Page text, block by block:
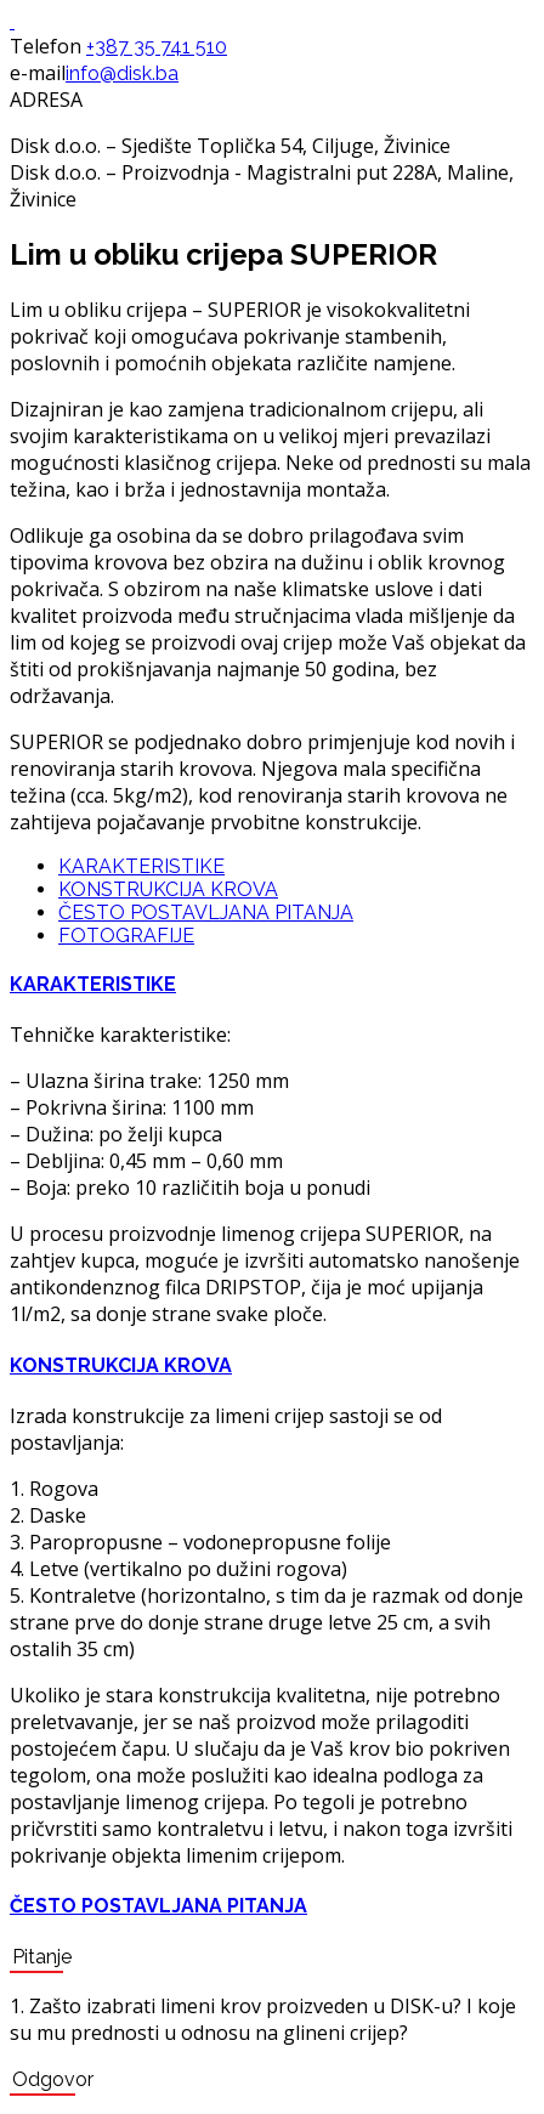
Telefon +387 35 741 510
e-mailinfo@disk.ba
ADRESA
Disk d.o.o. – Sjedište Toplička 54, Ciljuge, Živinice
Disk d.o.o. – Proizvodnja - Magistralni put 228A, Maline,
Živinice
Lim u obliku crijepa SUPERIOR
Lim u obliku crijepa – SUPERIOR je visokokvalitetni
pokrivač koji omogućava pokrivanje stambenih,
poslovnih i pomoćnih objekata različite namjene.
Dizajniran je kao zamjena tradicionalnom crijepu, ali
svojim karakteristikama on u velikoj mjeri prevazilazi
mogućnosti klasičnog crijepa. Neke od prednosti su mala
težina, kao i brža i jednostavnija montaža.
Odlikuje ga osobina da se dobro prilagođava svim
tipovima krovova bez obzira na dužinu i oblik krovnog
pokrivača. S obzirom na naše klimatske uslove i dati
kvalitet proizvoda među stručnjacima vlada mišljenje da
lim od kojeg se proizvodi ovaj crijep može Vaš objekat da
štiti od prokišnjavanja najmanje 50 godina, bez
održavanja.
SUPERIOR se podjednako dobro primjenjuje kod novih i
renoviranja starih krovova. Njegova mala specifična
težina (cca. 5kg/m2), kod renoviranja starih krovova ne
zahtijeva pojačavanje prvobitne konstrukcije.
KARAKTERISTIKE
KONSTRUKCIJA KROVA
ČESTO POSTAVLJANA PITANJA
FOTOGRAFIJE
KARAKTERISTIKE
Tehničke karakteristike:
– Ulazna širina trake: 1250 mm
– Pokrivna širina: 1100 mm
– Dužina: po želji kupca
– Debljina: 0,45 mm – 0,60 mm
– Boja: preko 10 različitih boja u ponudi
U procesu proizvodnje limenog crijepa SUPERIOR, na
zahtjev kupca, moguće je izvršiti automatsko nanošenje
antikondenznog filca DRIPSTOP, čija je moć upijanja
1l/m2, sa donje strane svake ploče.
KONSTRUKCIJA KROVA
Izrada konstrukcije za limeni crijep sastoji se od
postavljanja:
1. Rogova
2. Daske
3. Paropropusne – vodonepropusne folije
4. Letve (vertikalno po dužini rogova)
5. Kontraletve (horizontalno, s tim da je razmak od donje
strane prve do donje strane druge letve 25 cm, a svih
ostalih 35 cm)
Ukoliko je stara konstrukcija kvalitetna, nije potrebno
preletvavanje, jer se naš proizvod može prilagoditi
postojećem čapu. U slučaju da je Vaš krov bio pokriven
tegolom, ona može poslužiti kao idealna podloga za
postavljanje limenog crijepa. Po tegoli je potrebno
pričvrstiti samo kontraletvu i letvu, i nakon toga izvršiti
pokrivanje objekta limenim crijepom.
ČESTO POSTAVLJANA PITANJA
Pitanje
1. Zašto izabrati limeni krov proizveden u DISK-u? I koje
su mu prednosti u odnosu na glineni crijep?
Odgovor